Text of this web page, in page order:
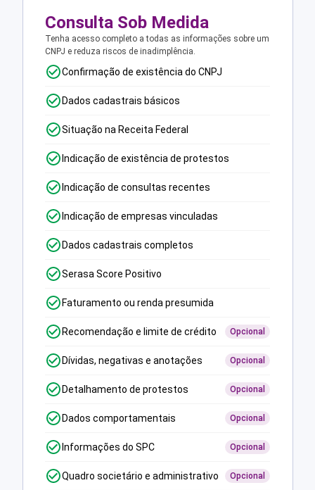
Consulta Sob Medida
Tenha acesso completo a todas as informações sobre um
CNPJ e reduza riscos de inadimplência.
Confirmação de existência do CNPJ
Dados cadastrais básicos
Situação na Receita Federal
Indicação de existência de protestos
Indicação de consultas recentes
Indicação de empresas vinculadas
Dados cadastrais completos
Serasa Score Positivo
Faturamento ou renda presumida
Recomendação e limite de crédito Opcional
Dívidas, negativas e anotações Opcional
Detalhamento de protestos Opcional
Dados comportamentais Opcional
Informações do SPC Opcional
Quadro societário e administrativo Opcional